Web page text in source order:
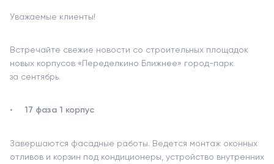
Уважаемые клиенты!
Встречайте свежие новости со строительных площадок
новых корпусов «Переделкино Ближнее» город-парк
за сентябрь.
17 фаза 1 корпус
Завершаются фасадные работы. Ведется монтаж оконных
отливов и корзин под кондиционеры, устройство внутренних